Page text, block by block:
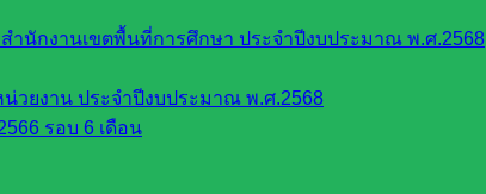
ำนักงานเขตพื้นที่การศึกษา ประจำปีงบประมาณ พ.ศ.2568
วยงาน ประจำปีงบประมาณ พ.ศ.2568
รอบ 6 เดือน